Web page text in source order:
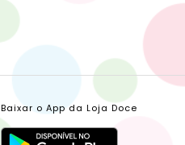
Baixar o App da Loja Doce